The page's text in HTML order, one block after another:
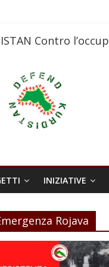
Contro
INIZIATIVE
Rojava